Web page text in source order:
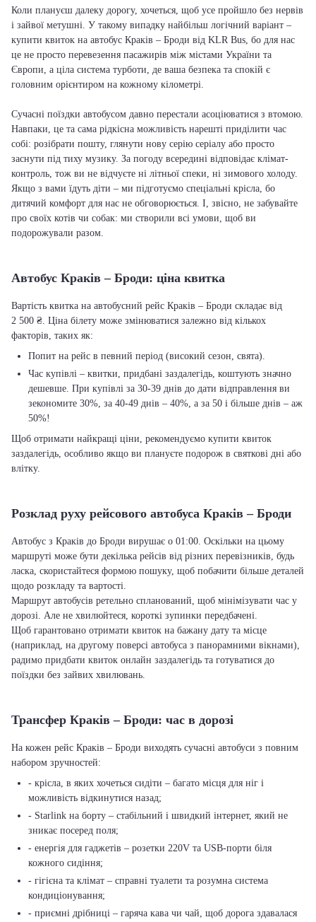
Коли плануєш далеку дорогу, хочеться, щоб усе пройшло без нервів
і зайвої метушні. У такому випадку найбільш логічний варіант –
купити квиток на автобус Краків – Броди від KLR Bus, бо для нас
це не просто перевезення пасажирів між містами України та
Європи, а ціла система турботи, де ваша безпека та спокій є
головним орієнтиром на кожному кілометрі.
Сучасні поїздки автобусом давно перестали асоціюватися з втомою.
Навпаки, це та сама рідкісна можливість нарешті приділити час
собі: розібрати пошту, глянути нову серію серіалу або просто
заснути під тиху музику. За погоду всередині відповідає клімат-
контроль, тож ви не відчуєте ні літньої спеки, ні зимового холоду.
Якщо з вами їдуть діти – ми підготуємо спеціальні крісла, бо
дитячий комфорт для нас не обговорюється. І, звісно, не забувайте
про своїх котів чи собак: ми створили всі умови, щоб ви
подорожували разом.
Автобус Краків – Броди: ціна квитка
Вартість квитка на автобусний рейс Краків – Броди складає від
2 500 ₴. Ціна білету може змінюватися залежно від кількох
факторів, таких як:
Попит на рейс в певний період (високий сезон, свята).
Час купівлі – квитки, придбані заздалегідь, коштують значно
дешевше. При купівлі за 30-39 днів до дати відправлення ви
зекономите 30%, за 40-49 днів – 40%, а за 50 і більше днів – аж
50%!
Щоб отримати найкращі ціни, рекомендуємо купити квиток
заздалегідь, особливо якщо ви плануєте подорож в святкові дні або
влітку.
Розклад руху рейсового автобуса Краків – Броди
Автобус з Краків до Броди вирушає о 01:00. Оскільки на цьому
маршруті може бути декілька рейсів від різних перевізників, будь
ласка, скористайтеся формою пошуку, щоб побачити більше деталей
щодо розкладу та вартості.
Маршрут автобусів ретельно спланований, щоб мінімізувати час у
дорозі. Але не хвилюйтеся, короткі зупинки передбачені.
Щоб гарантовано отримати квиток на бажану дату та місце
(наприклад, на другому поверсі автобуса з панорамними вікнами),
радимо придбати квиток онлайн заздалегідь та готуватися до
поїздки без зайвих хвилювань.
Трансфер Краків – Броди: час в дорозі
На кожен рейс Краків – Броди виходять сучасні автобуси з повним
набором зручностей:
- крісла, в яких хочеться сидіти – багато місця для ніг і
можливість відкинутися назад;
- Starlink на борту – стабільний і швидкий інтернет, який не
зникає посеред поля;
- енергія для гаджетів – розетки 220V та USB-порти біля
кожного сидіння;
- гігієна та клімат – справні туалети та розумна система
кондиціонування;
- приємні дрібниці – гаряча кава чи чай, щоб дорога здавалася